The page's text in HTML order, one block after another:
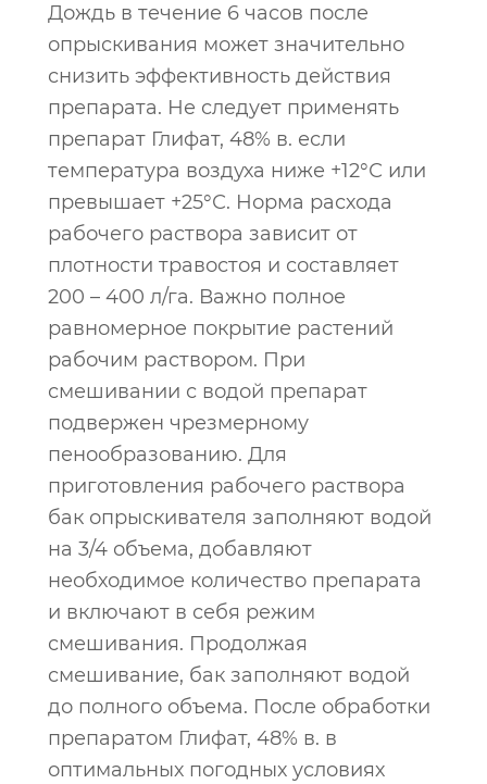
Дождь в течение 6 часов после
опрыскивания может значительно
снизить эффективность действия
препарата. Не следует применять
препарат Глифат, 48% в. если
температура воздуха ниже +12°С или
превышает +25°С. Норма расхода
рабочего раствора зависит от
плотности травостоя и составляет
200 – 400 л/га. Важно полное
равномерное покрытие растений
рабочим раствором. При
смешивании с водой препарат
подвержен чрезмерному
пенообразованию. Для
приготовления рабочего раствора
бак опрыскивателя заполняют водой
на 3/4 объема, добавляют
необходимое количество препарата
и включают в себя режим
смешивания. Продолжая
смешивание, бак заполняют водой
до полного объема. После обработки
препаратом Глифат, 48% в. в
оптимальных погодных условиях